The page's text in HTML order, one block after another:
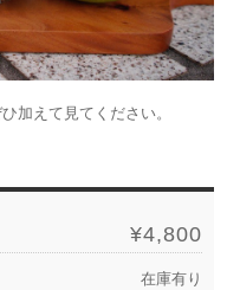
加えて見てください。
¥4,800
在庫有り